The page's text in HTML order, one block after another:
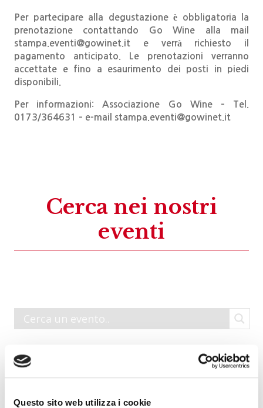
Questo sito web utilizza i cookie
Per partecipare alla degustazione è obbligatoria la
prenotazione contattando Go Wine alla mail
stampa.eventi@gowinet.it e verrà richiesto il
pagamento anticipato. Le prenotazioni verranno
accettate e fino a esaurimento dei posti in piedi
disponibili.
Per informazioni: Associazione Go Wine – Tel.
0173/364631 – e-mail stampa.eventi@gowinet.it
Cerca nei nostri
eventi
Prossimi eventi